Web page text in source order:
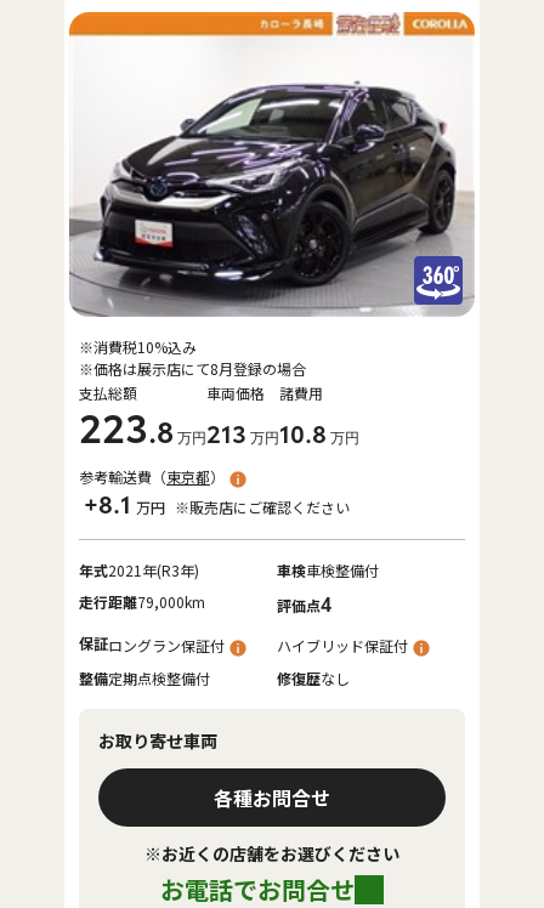
支払総額
223.8 万円
車両価格
213 万円
諸費用
10.8 万円
※消費税10%込み
※価格は展示店にて8月登録の場合
参考輸送費（東京都）
+8.1 万円 ※販売店にご確認ください
年式2021年(R3年) 車検車検整備付
走行距離79,000km 評価点4
保証ロングラン保証付
ハイブリッド保証付
整備定期点検整備付 修復歴なし
お取り寄せ車両
各種お問合せ
※お近くの店舗をお選びください
お電話でお問合せ